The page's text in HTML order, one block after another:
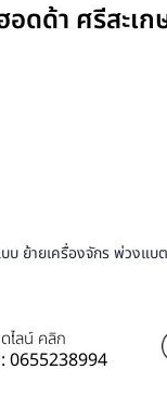
ดด้า ศรีสะเก
ย้ายเครื่องจักร พ่วงแบต
ไลน์ คลิก
0655238994